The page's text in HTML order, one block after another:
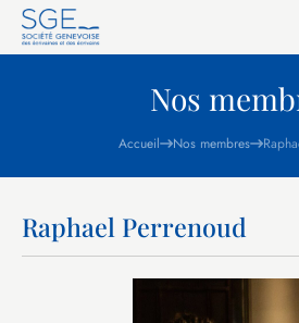
Nos
Accueil Nos membres
Raphael Perrenoud